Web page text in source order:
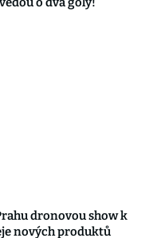
dronovou show k
nových produktů